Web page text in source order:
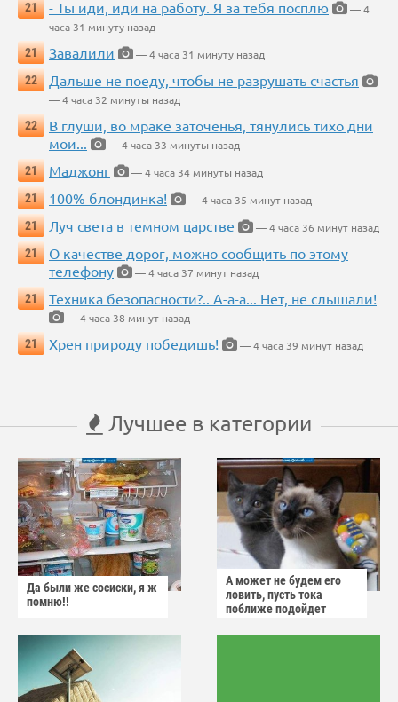
21 - Ты иди, иди на работу. Я за тебя посплю
— 4
часа 31 минуту назад
21
Завалили
— 4 часа 31 минуту назад
22
Дальше не поеду, чтобы не разрушать счастья
— 4 часа 32 минуты назад
22
В глуши, во мраке заточенья, тянулись тихо дни
мои...
— 4 часа 33 минуты назад
21
Маджонг
— 4 часа 34 минуты назад
21
100% блондинка!
— 4 часа 35 минут назад
21
Луч света в темном царстве
— 4 часа 36 минут назад
21
О качестве дорог, можно сообщить по этому
телефону
— 4 часа 37 минут назад
21
Техника безопасности?.. А-а-а... Нет, не слышали!
— 4 часа 38 минут назад
21
Хрен природу победишь! — 4 часа 39 минут назад
Лучшее в категории
Да были же сосиски, я ж
помню!!
А может не будем его
ловить, пусть тока
поближе подойдет